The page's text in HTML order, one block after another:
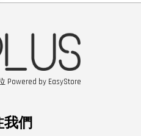
Powered by EasyStore
我們